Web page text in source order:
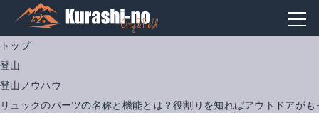
トップ
登山
登山ノウハウ
リュックのパーツの名称と機能とは？役割りを知ればアウトドアが